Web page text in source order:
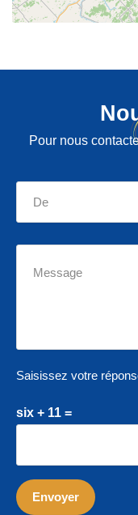
Pour nous
Saisissez votre
six + 11 =